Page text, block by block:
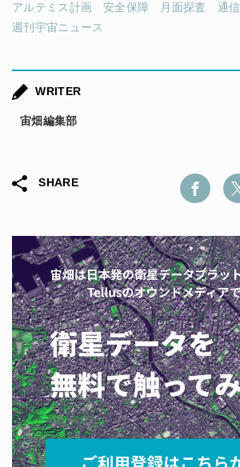
アルテミス計画
安全保障 月面探査
通
週刊宇宙ニュース
WRITER
宙畑編集部
SHARE